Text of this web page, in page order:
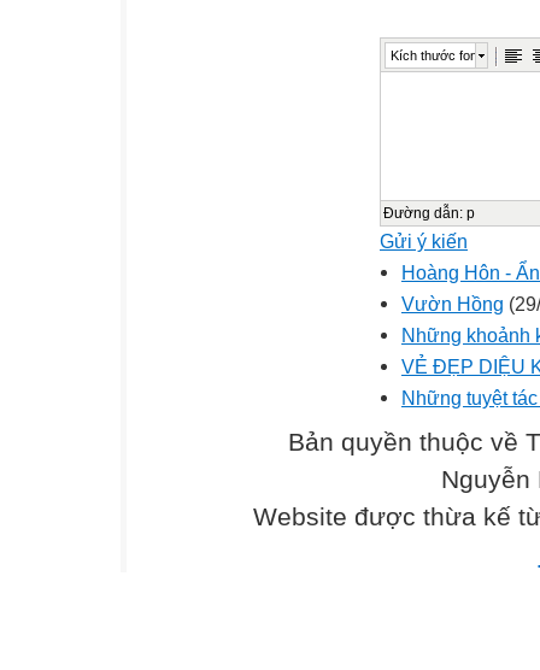
Kích thước font
Đường dẫn: p
Gửi ý kiến
Hoàng Hôn -
Vườn Hồng
Những khoảnh
VẺ ĐẸP DIỆU
Những tuyệt
Bản quyền thuộc về
Nguyễn
Website được thừa kế